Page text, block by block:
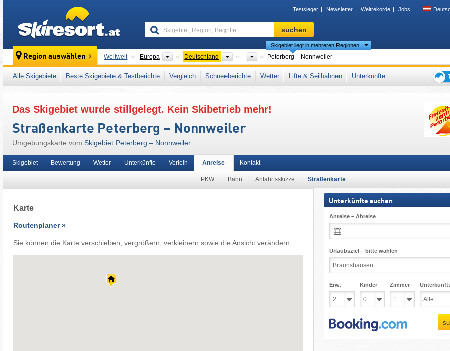
Testsieger Newsletter Weltrekorde Jobs
Skigebiet,
Region,
Begriffe
…
suchen
Region auswählen Weltweit Europa Kontinente
Deutschland Länder Bundesländer
Skigebiet liegt in mehreren Regionen
Peterberg – Nonnweiler
Dieses Skigebiet liegt auch in: Hunsrück, Rheinisches Schiefergebirge Westdeutschland Deutsche Mittelgebirge
Europäische Union
Alle Skigebiete Beste Skigebiete & Testberichte Vergleich Schneeberichte Wetter Lifte & Seilbahnen
Unterkünfte
den
Das Skigebiet wurde stillgelegt. Kein Skibetrieb mehr!
Straßenkarte Peterberg – Nonnweiler
Umgebungskarte vom Skigebiet Peterberg – Nonnweiler
Skigebiet Bewertung Wetter Unterkünfte Verleih Anreise
PKW Bahn Anfahrtsskizze Straßenkarte
Kontakt
Karte
Routenplaner »
Sie können die Karte verschieben, vergrößern, verkleinern sowie die Ansicht verändern.
Unterkünfte suchen
Anreise – Abreise
Urlaubsziel – bitte wählen
Erw. Kinder Zimmer